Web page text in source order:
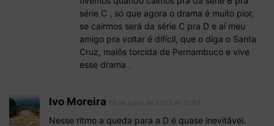
série C , só que agora o drama é muito pior,
se cairmos será da série C pra D e aí meu
amigo pra voltar é difícil, que o diga o Santa
Cruz, maiôs torcida de Pernambuco e vive
esse drama .
Ivo Moreira
Nesse ritmo a queda para a D é quase inevitável.